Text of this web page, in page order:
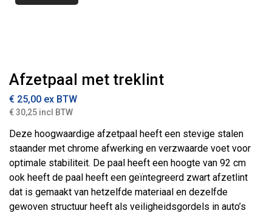
Afzetpaal met treklint
€ 25,00 ex BTW
€ 30,25 incl BTW
Deze hoogwaardige afzetpaal heeft een stevige stalen
staander met chrome afwerking en verzwaarde voet voor
optimale stabiliteit. De paal heeft een hoogte van 92 cm
ook heeft de paal heeft een geïntegreerd zwart afzetlint
dat is gemaakt van hetzelfde materiaal en dezelfde
gewoven structuur heeft als veiligheidsgordels in auto’s